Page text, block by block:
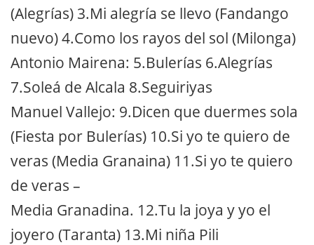
(Alegrías) 3.Mi alegría se llevo (Fandango
nuevo) 4.Como los rayos del sol (Milonga)
Antonio Mairena: 5.Bulerías 6.Alegrías
7.Soleá de Alcala 8.Seguiriyas
Manuel Vallejo: 9.Dicen que duermes sola
(Fiesta por Bulerías) 10.Si yo te quiero de
veras (Media Granaina) 11.Si yo te quiero
de veras –
Media Granadina. 12.Tu la joya y yo el
joyero (Taranta) 13.Mi niña Pili